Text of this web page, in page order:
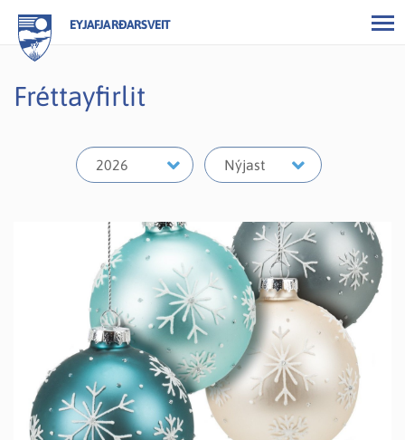
EYJAFJARÐARSVEIT
Fréttayfirlit